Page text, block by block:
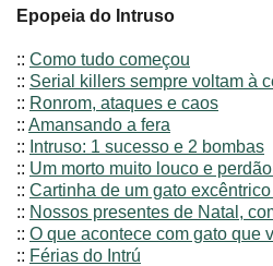
Epopeia do Intruso
:: Como tudo começou
:: Serial killers sempre voltam à
:: Ronrom, ataques e caos
:: Amansando a fera
:: Intruso: 1 sucesso e 2 bombas
:: Um morto muito louco e
:: Cartinha de um gato
:: Nossos presentes de Natal,
:: O que acontece com gato que
:: Férias do Intrú